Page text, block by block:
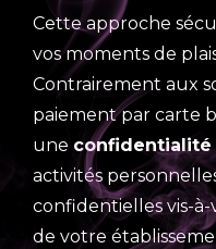
Cette approche
vos moments de
Contrairement aux
paiement par carte
une confidentialité
activités
confidentielles vis-
de votre